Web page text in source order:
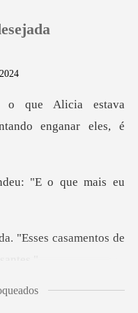
0
licia estava
"E o que ma
"Esses casamentos de